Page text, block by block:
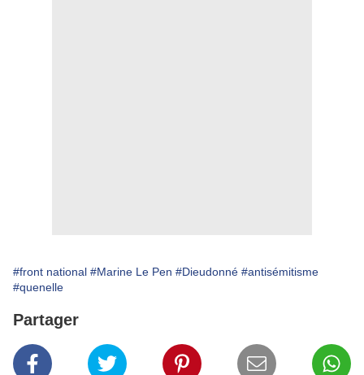
#front national #Marine Le Pen #Dieudonné #antisémitisme
#quenelle
Partager